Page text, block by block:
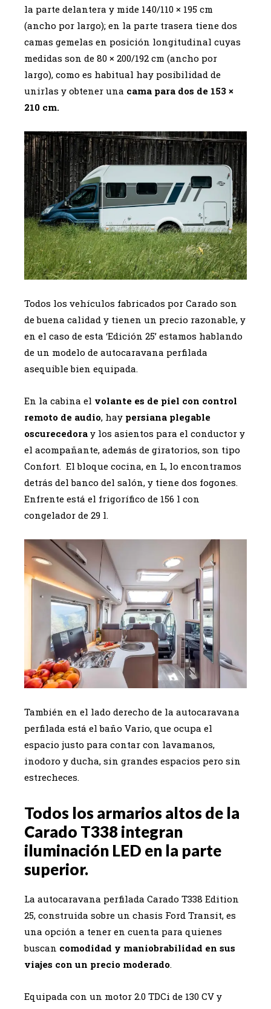
la parte delantera y mide 140/110 × 195 cm
(ancho por largo); en la parte trasera tiene dos
camas gemelas en posición longitudinal cuyas
medidas son de 80 × 200/192 cm (ancho por
largo), como es habitual hay posibilidad de
unirlas y obtener una cama para dos de 153 ×
210 cm.
Todos los vehículos fabricados por Carado son
de buena calidad y tienen un precio razonable, y
en el caso de esta ‘Edición 25’ estamos hablando
de un modelo de autocaravana perfilada
asequible bien equipada.
En la cabina el volante es de piel con control
remoto de audio, hay persiana plegable
oscurecedora y los asientos para el conductor y
el acompañante, además de giratorios, son tipo
Confort. El bloque cocina, en L, lo encontramos
detrás del banco del salón, y tiene dos fogones.
Enfrente está el frigorífico de 156 l con
congelador de 29 l.
También en el lado derecho de la autocaravana
perfilada está el baño Vario, que ocupa el
espacio justo para contar con lavamanos,
inodoro y ducha, sin grandes espacios pero sin
estrecheces.
Todos los armarios altos de la
Carado T338 integran
iluminación LED en la parte
superior.
La autocaravana perfilada Carado T338 Edition
25, construida sobre un chasis Ford Transit, es
una opción a tener en cuenta para quienes
buscan comodidad y maniobrabilidad en sus
viajes con un precio moderado.
Equipada con un motor 2.0 TDCi de 130 CV y